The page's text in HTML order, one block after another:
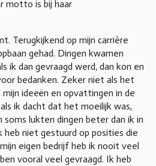
motto is bij haar
Terugkijkend op mijn carrière
gehad. Dingen kwamen
ik dan gevraagd werd, dan kon en
bedanken. Zeker niet als het
ideeën en opvattingen in de
ik dacht dat het moeilijk was,
lukten dingen beter dan ik in
niet gestuurd op posities die
eigen bedrijf heb ik nooit veel
vooral veel gevraagd. Ik heb